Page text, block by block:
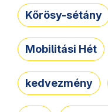
Kőrösy-sétány
Mobilitási Hét
kedvezmény